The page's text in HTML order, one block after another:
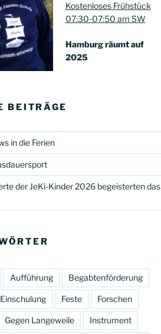
Kostenloses Frühstück
07:30-07:50 am SW
Hamburg räumt auf
2025
BEITRÄGE
in die Ferien
der JeKi-Kinder 2026 begeisterten das
Aufführung Begabtenförderung
Einschulung Feste Forschen
Gegen Langeweile Instrument